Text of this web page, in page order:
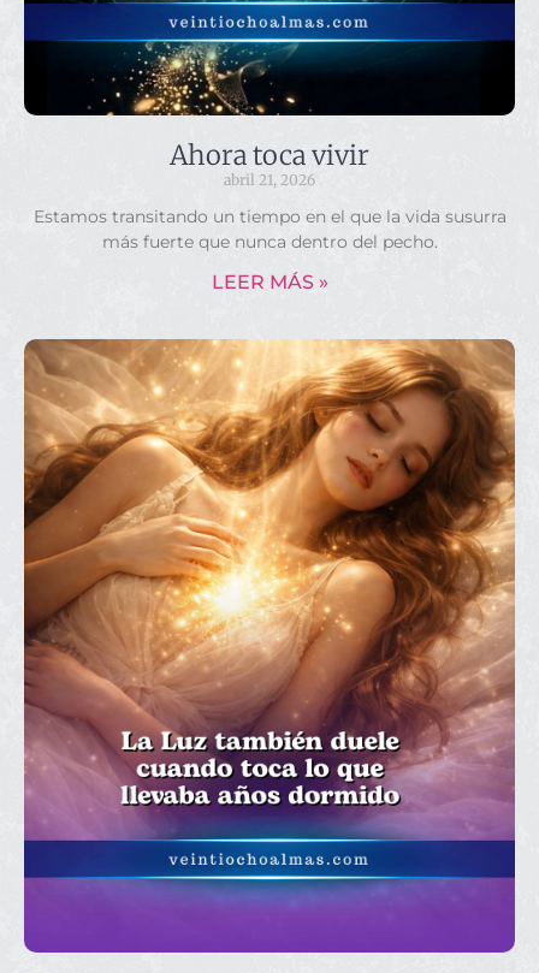
Ahora toca vivir
abril 21, 2026
Estamos transitando un tiempo en el que la vida susurra
más fuerte que nunca dentro del pecho.
LEER MÁS »